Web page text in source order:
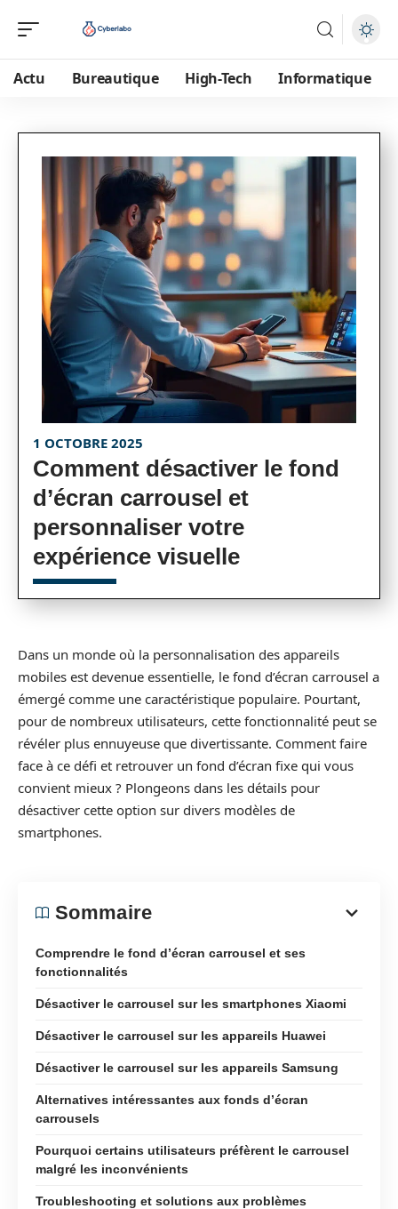
Actu Bureautique High-Tech Informatique
1 OCTOBRE 2025
Comment désactiver le fond
d’écran carrousel et
personnaliser votre
expérience visuelle
Dans un monde où la personnalisation des appareils
mobiles est devenue essentielle, le fond d’écran carrousel a
émergé comme une caractéristique populaire. Pourtant,
pour de nombreux utilisateurs, cette fonctionnalité peut se
révéler plus ennuyeuse que divertissante. Comment faire
face à ce défi et retrouver un fond d’écran fixe qui vous
convient mieux ? Plongeons dans les détails pour
désactiver cette option sur divers modèles de
smartphones.
Sommaire
Comprendre le fond d’écran carrousel et ses
fonctionnalités
Désactiver le carrousel sur les smartphones Xiaomi
Désactiver le carrousel sur les appareils Huawei
Désactiver le carrousel sur les appareils Samsung
Alternatives intéressantes aux fonds d’écran
carrousels
Pourquoi certains utilisateurs préfèrent le carrousel
malgré les inconvénients
Troubleshooting et solutions aux problèmes